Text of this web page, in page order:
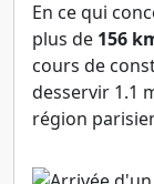
En ce qui
plus de 156
cours de
desservir 1.1
région